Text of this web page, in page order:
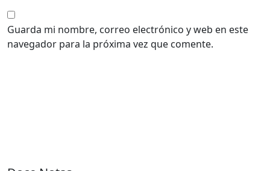
Guarda mi nombre, correo electrónico y web en este
navegador para la próxima vez que comente.